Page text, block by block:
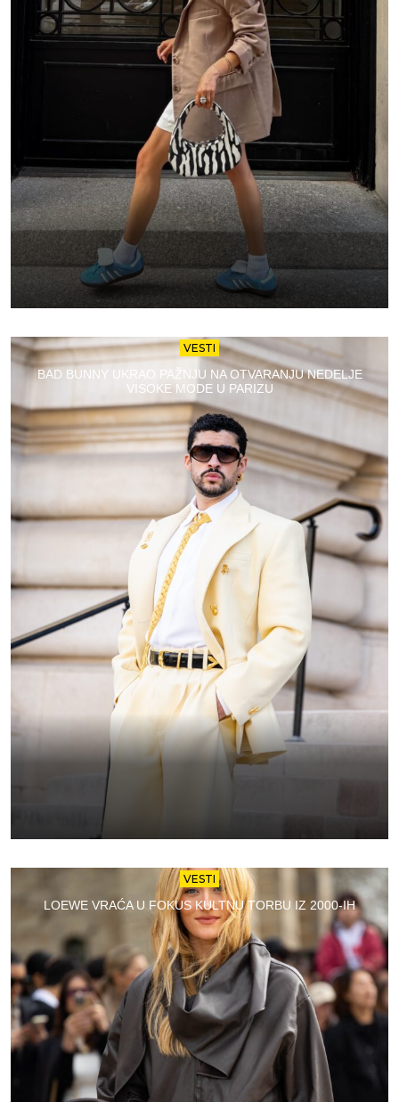
VESTI
BAD BUNNY UKRAO PAŽNJU NA OTVARANJU NEDELJE
VISOKE MODE U PARIZU
VESTI
LOEWE VRAĆA U FOKUS KULTNU TORBU IZ 2000-IH